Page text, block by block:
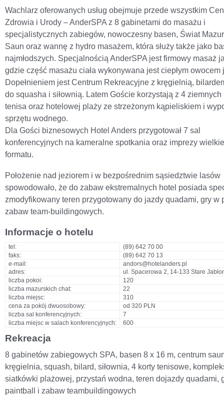
Wachlarz oferowanych usług obejmuje przede wszystkim
Zdrowia i Urody – AnderSPA z 8 gabinetami do masażu i
specjalistycznych zabiegów, nowoczesny basen, Świat
Saun oraz wannę z hydro masażem, która służy także jako
najmłodszych. Specjalnością AnderSPA jest firmowy masaż
gdzie część masażu ciała wykonywana jest ciepłym owocem
Dopełnieniem jest Centrum Rekreacyjne z kręgielnią,
do squasha i siłownią. Latem Goście korzystają z 4 ziemnych
tenisa oraz hotelowej plaży ze strzeżonym kąpieliskiem i
sprzętu wodnego.
Dla Gości biznesowych Hotel Anders przygotował 7 sal
konferencyjnych na kameralne spotkania oraz imprezy
formatu.
Położenie nad jeziorem i w bezpośrednim sąsiedztwie lasów
spowodowało, że do zabaw ekstremalnych hotel posiada
zmodyfikowany teren przygotowany do jazdy quadami, gry w
zabaw team-buildingowych.
Informacje o hotelu
tel:
(89) 642 70 00
faks:
(89) 642 70 13
e-mail:
andors@hotelanders.pl
adres:
ul. Spacerowa 2, 14-133 Stare
liczba pokoi:
120
liczba mazurskich chat:
22
liczba miejsc:
310
cena za pokój dwuosobowy:
od 320 PLN
liczba sal konferencyjnych:
7
liczba miejsc w salach konferencyjnych:
600
Rekreacja
8 gabinetów zabiegowych SPA, basen 8 x 16 m, centrum
kręgielnia, squash, bilard, siłownia, 4 korty tenisowe,
siatkówki plażowej, przystań wodna, teren dojazdy quadami,
paintball i zabaw teambuildingowych